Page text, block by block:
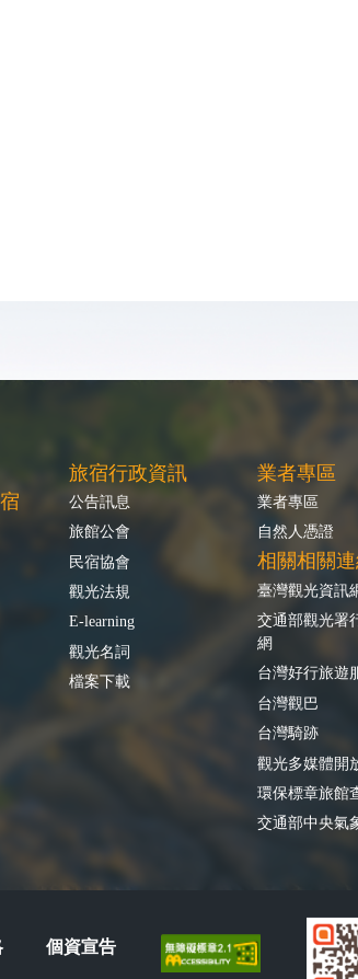
旅宿行政資訊
公告訊息
旅館公會
民宿協會
觀光法規
E-learning
觀光名詞
檔案下載
業者專區
業者專區
自然人憑證
相關相關
臺灣觀光資訊
交通部觀光署
網
台灣好行旅遊
台灣觀巴
台灣騎跡
觀光多媒體開
環保標章旅館
交通部中央氣
個資宣告